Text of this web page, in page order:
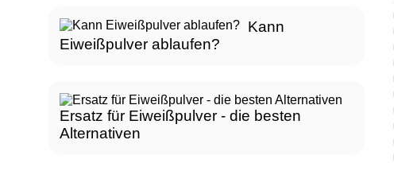
Kann
Eiweißpulver ablaufen?
Ersatz für Eiweißpulver - die besten
Alternativen